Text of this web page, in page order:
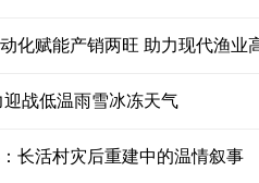
化赋能产销两旺 助力现代渔业
战低温雨雪冰冻天气
长活村灾后重建中的温情叙事